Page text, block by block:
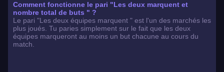
Comment fonctionne le pari "Les deux marquent et
nombre total de buts " ?
Le pari "Les deux équipes marquent " est l'un des marchés les
plus joués. Tu paries simplement sur le fait que les deux
équipes marqueront au moins un but chacune au cours du
match.